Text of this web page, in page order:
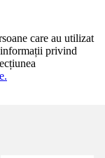
care au utilizat
informații privind